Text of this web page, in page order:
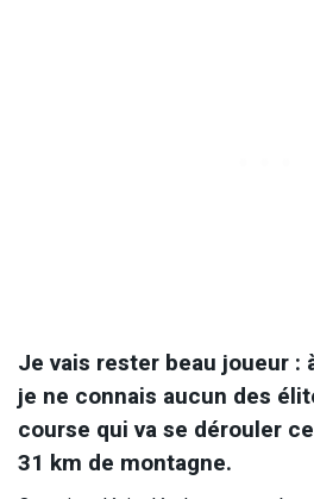
Je vais rester beau joueur :
je ne connais aucun des
course qui va se dérouler
31 km de montagne.